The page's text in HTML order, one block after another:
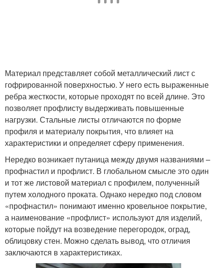
Материал представляет собой металлический лист с
гофрированной поверхностью. У него есть выраженные
ребра жесткости, которые проходят по всей длине. Это
позволяет профлисту выдерживать повышенные
нагрузки. Стальные листы отличаются по форме
профиля и материалу покрытия, что влияет на
характеристики и определяет сферу применения.
Нередко возникает путаница между двумя названиями –
профнастил и профлист. В глобальном смысле это один
и тот же листовой материал с профилем, полученный
путем холодного проката. Однако нередко под словом
«профнастил» понимают именно кровельное покрытие,
а наименование «профлист» используют для изделий,
которые пойдут на возведение перегородок, оград,
облицовку стен. Можно сделать вывод, что отличия
заключаются в характеристиках.